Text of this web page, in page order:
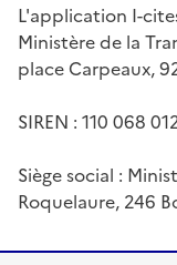
L'application I-
Ministère de la
place Carpeaux,
SIREN : 110 068
Siège social :
Roquelaure, 246